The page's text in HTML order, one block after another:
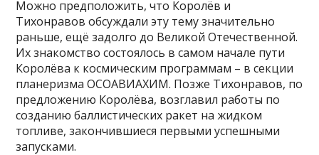
Можно предположить, что Королёв и
Тихонравов обсуждали эту тему значительно
раньше, ещё задолго до Великой Отечественной.
Их знакомство состоялось в самом начале пути
Королёва к космическим программам – в секции
планеризма ОСОАВИАХИМ. Позже Тихонравов, по
предложению Королёва, возглавил работы по
созданию баллистических ракет на жидком
топливе, закончившиеся первыми успешными
запусками.